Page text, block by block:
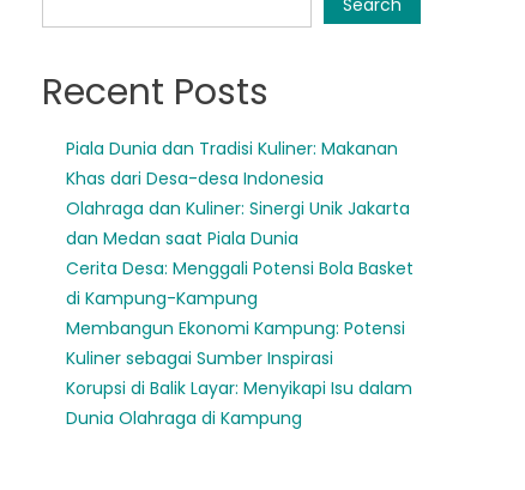
Search
Recent Posts
Piala Dunia dan Tradisi Kuliner: Makanan
Khas dari Desa-desa Indonesia
Olahraga dan Kuliner: Sinergi Unik Jakarta
dan Medan saat Piala Dunia
Cerita Desa: Menggali Potensi Bola Basket
di Kampung-Kampung
Membangun Ekonomi Kampung: Potensi
Kuliner sebagai Sumber Inspirasi
Korupsi di Balik Layar: Menyikapi Isu dalam
Dunia Olahraga di Kampung